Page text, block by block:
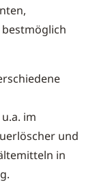
im
und
in